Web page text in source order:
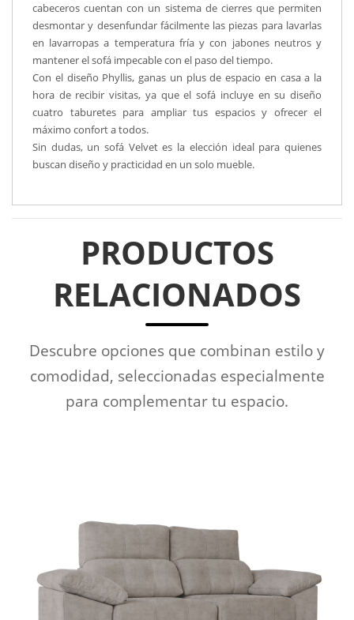
cabeceros cuentan con un sistema de cierres que permiten
desmontar y desenfundar fácilmente las piezas para lavarlas
en lavarropas a temperatura fría y con jabones neutros y
mantener el sofá impecable con el paso del tiempo.
Con el diseño Phyllis, ganas un plus de espacio en casa a la
hora de recibir visitas, ya que el sofá incluye en su diseño
cuatro taburetes para ampliar tus espacios y ofrecer el
máximo confort a todos.
Sin dudas, un sofá Velvet es la elección ideal para quienes
buscan diseño y practicidad en un solo mueble.
PRODUCTOS
RELACIONADOS
Descubre opciones que combinan estilo y
comodidad, seleccionadas especialmente
para complementar tu espacio.